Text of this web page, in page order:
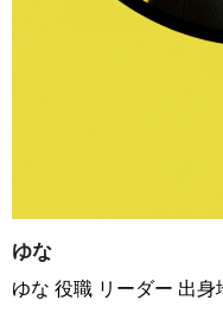
ゆな
ゆな 役職 リーダー 出